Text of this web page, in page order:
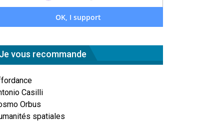
Je vous recommande
Casilli
Orbus
spatiales